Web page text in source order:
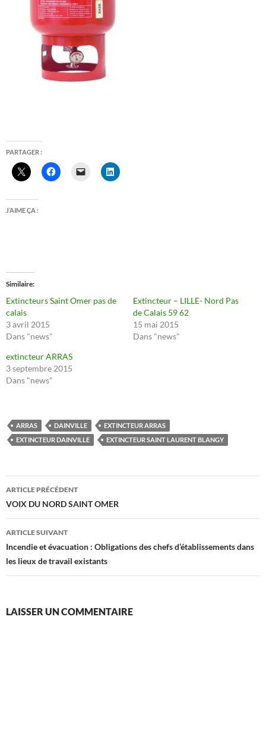
PARTAGER :
J’AIME ÇA :
Similaire
Extincteurs Saint Omer pas de
calais
3 avril 2015
Dans "news"
Extincteur – LILLE- Nord Pas
de Calais 59 62
15 mai 2015
Dans "news"
extincteur ARRAS
3 septembre 2015
Dans "news"
ARRAS DAINVILLE
EXTINCTEUR ARRAS
EXTINCTEUR DAINVILLE
EXTINCTEUR SAINT LAURENT BLANGY
Navigation
des
articles
ARTICLE PRÉCÉDENT
VOIX DU NORD SAINT OMER
ARTICLE SUIVANT
Incendie et évacuation : Obligations des chefs d’établissements dans
les lieux de travail existants
LAISSER UN COMMENTAIRE